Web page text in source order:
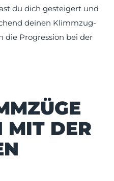
du dich gesteigert und
deinen Klimmzug-
die Progression bei der
MIT DER